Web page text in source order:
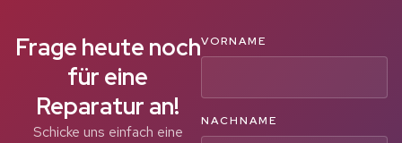
Frage heute noch
für eine
Reparatur an!
Schicke uns einfach eine
VORNAME
NACHNAME